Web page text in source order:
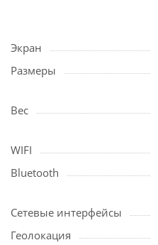
Экран
Размеры
Вес
WIFI
Bluetooth
Сетевые интерфейсы
Геолокация